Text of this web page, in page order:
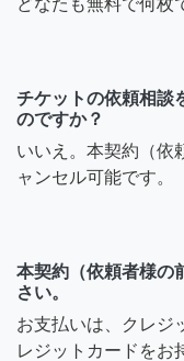
チケットの依頼相談
のですか？
いいえ。本契約（依
ャンセル可能です。
本契約（依頼者様の
さい。
お支払いは、クレジ
レジットカードをお